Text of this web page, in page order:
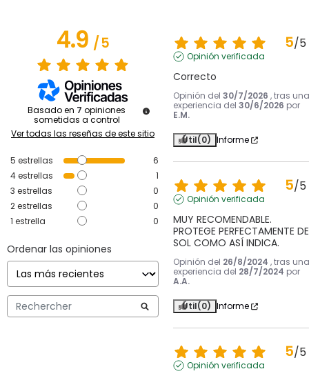
4.9/5
Basado en 7 opiniones
sometidas a control
Ver todas las reseñas de este sitio
5 estrellas
6
4estrellas
1
3 estrellas
0
2estrellas
0
1 estrella 0
Ordenar las opiniones
5/5
Opinión verificada
Correcto
Opinión del 30/7/2026 , tras una
experiencia del 30/6/2026 por
E.M.
Útil(0) Informe
5/5
Opinión verificada
MUY RECOMENDABLE.
PROTEGE PERFECTAMENTE
SOL COMO ASÍ INDICA.
Opinión del 26/8/2024 , tras una
experiencia del 28/7/2024 por
A.A.
Útil(0) Informe
5/5
Opinión verificada